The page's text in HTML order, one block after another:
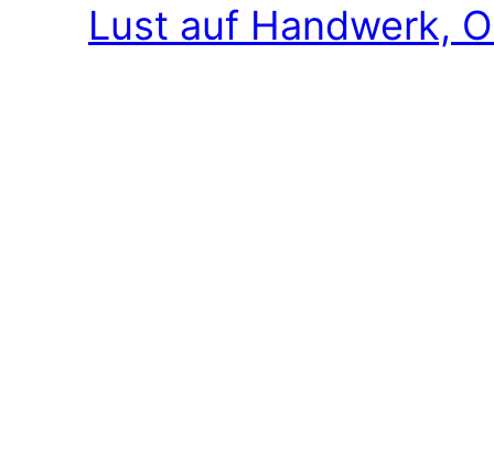
Lust auf Handwerk,